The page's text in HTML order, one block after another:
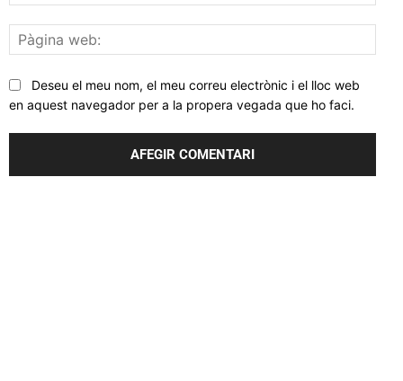
web:
Deseu el meu nom, el meu correu electrònic i el lloc web
en aquest navegador per a la propera vegada que ho faci.